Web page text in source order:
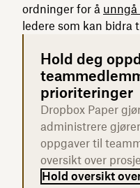
ordninger for å
ledere som kan bidra
Hold deg
prioriteringer
Dropbox Paper
administrere
oppgaver til
oversikt over
Hold oversikt